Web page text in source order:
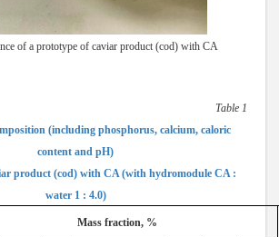
of a prototype of caviar product (cod) with CA
Table 1
(including phosphorus, calcium, caloric
content and pH)
product (cod) with CA (with hydromodule CA :
water 1 : 4.0)
Mass fraction, %